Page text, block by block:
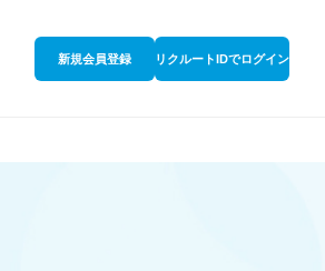
新規会員登録 リクルートIDでログイン